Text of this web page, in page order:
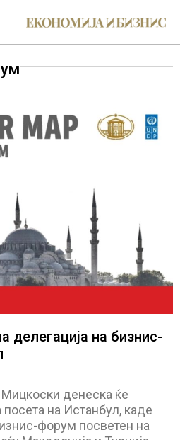
делегација на бизнис-
денеска ќе
посета на Истанбул, каде
форум посветен на